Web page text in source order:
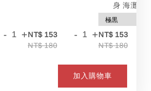
- +NT$ 153
NT$ 180
- +
身 海灘
NT$ 153
NT$ 180
加入購物車